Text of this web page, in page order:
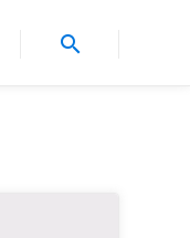
search